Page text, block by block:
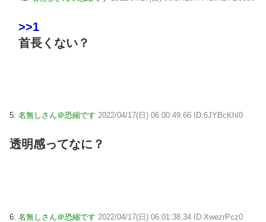
>>1
首長くない？
5: 名無しさん＠恐縮です 2022/04/17(日) 06:00:49.66 ID:6JYBcKhI0
透明感ってなに？
6: 名無しさん＠恐縮です 2022/04/17(日) 06:01:38.34 ID:XwezrPcz0